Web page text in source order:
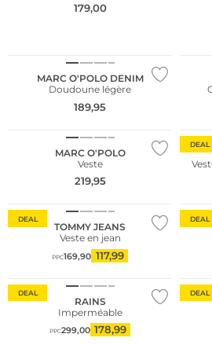
179,00
MARC O'POLO DENIM
Doudoune légère
189,95
NOUVEAU
MARC O'POLO
Veste
219,95
DEAL
DEAL
TOMMY JEANS
Veste en jean
PPC169,90 117,99
DEAL
DEAL
RAINS
Imperméable
PPC299,00 178,99
DEAL